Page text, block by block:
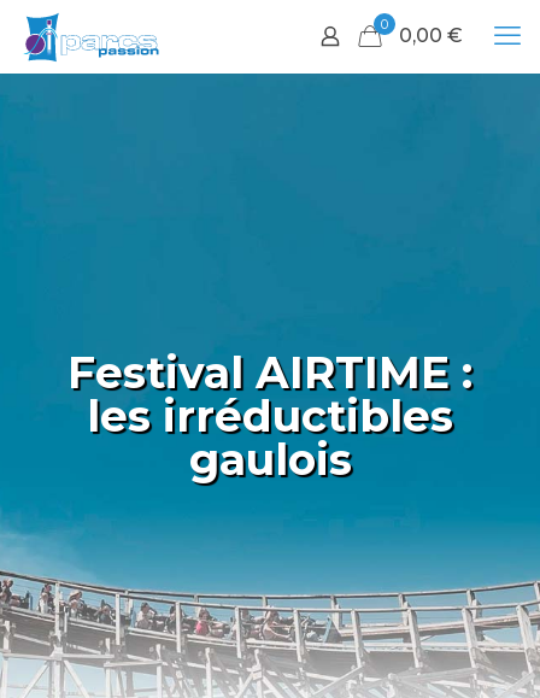
0 0,00 €
Festival AIRTIME :
les irréductibles
gaulois